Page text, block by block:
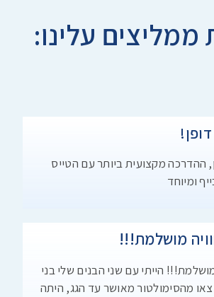
ממליצים עלינו:
ההדרכה מקצועית ביותר עם הטייס
ומיוחד
מושלמת!!!
מושלמת!!! הייתי עם שני הבנים שלי בני
יצאו מהסימולטור מאושר עד הגג, היתה